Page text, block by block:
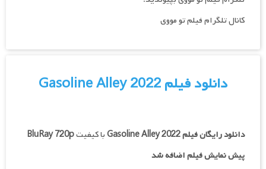
کانال تلگرام فیلم تو مووی
دانلود فیلم Gasoline Alley 2022
دانلود رایگان فیلمGasoline Alley 2022با کیفیتBluRay 720p
پیش نمایش فیلم اضافه شد